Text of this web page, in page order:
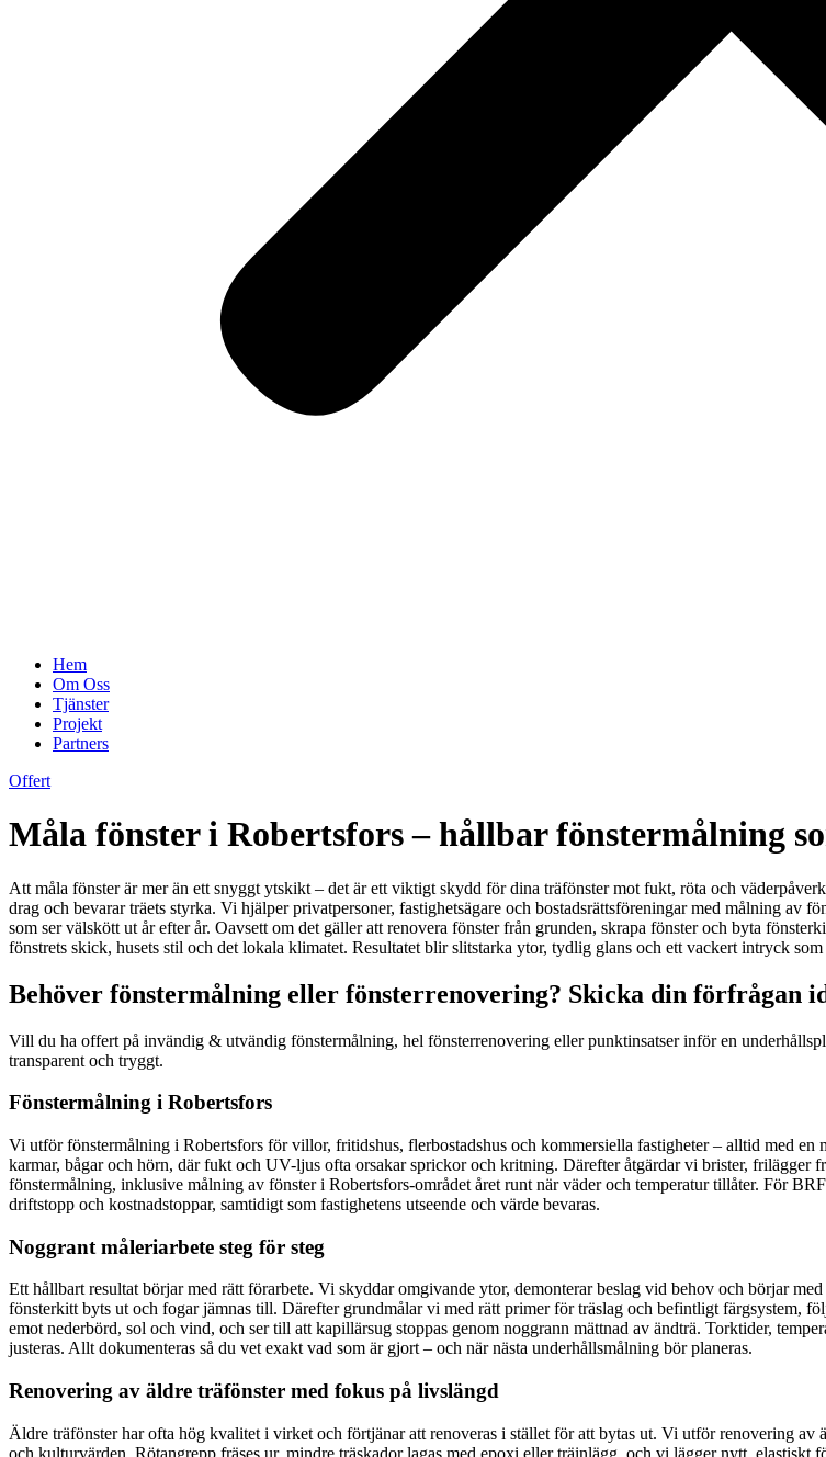
Hem
Om Oss
Tjänster
Projekt
Partners
Offert
Måla fönster i Robertsfors – hållbar fönstermålning
Att måla fönster är mer än ett snyggt ytskikt – det är ett viktigt skydd för dina träfönster mot fukt, röta och
drag och bevarar träets styrka. Vi hjälper privatpersoner, fastighetsägare och bostadsrättsföreningar med målning av
som ser välskött ut år efter år. Oavsett om det gäller att renovera fönster från grunden, skrapa fönster och byta
fönstrets skick, husets stil och det lokala klimatet. Resultatet blir slitstarka ytor, tydlig glans och ett vackert intryck
Behöver fönstermålning eller fönsterrenovering? Skicka din förfrågan
Vill du ha offert på invändig & utvändig fönstermålning, hel fönsterrenovering eller punktinsatser inför en
transparent och tryggt.
Fönstermålning i Robertsfors
Vi utför fönstermålning i Robertsfors för villor, fritidshus, flerbostadshus och kommersiella fastigheter – alltid med
karmar, bågar och hörn, där fukt och UV-ljus ofta orsakar sprickor och kritning. Därefter åtgärdar vi brister,
fönstermålning, inklusive målning av fönster i Robertsfors-området året runt när väder och temperatur tillåter. För
driftstopp och kostnadstoppar, samtidigt som fastighetens utseende och värde bevaras.
Noggrant måleriarbete steg för steg
Ett hållbart resultat börjar med rätt förarbete. Vi skyddar omgivande ytor, demonterar beslag vid behov och börjar
fönsterkitt byts ut och fogar jämnas till. Därefter grundmålar vi med rätt primer för träslag och befintligt färgsystem,
emot nederbörd, sol och vind, och ser till att kapillärsug stoppas genom noggrann mättnad av ändträ. Torktider,
justeras. Allt dokumenteras så du vet exakt vad som är gjort – och när nästa underhållsmålning bör planeras.
Renovering av äldre träfönster med fokus på livslängd
Äldre träfönster har ofta hög kvalitet i virket och förtjänar att renoveras i stället för att bytas ut. Vi utför renovering
och kulturvärden. Rötangrepp fräses ur, mindre träskador lagas med epoxi eller träinlägg, och vi lägger nytt,